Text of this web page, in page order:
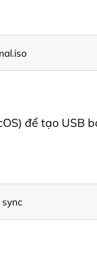
để tạo USB